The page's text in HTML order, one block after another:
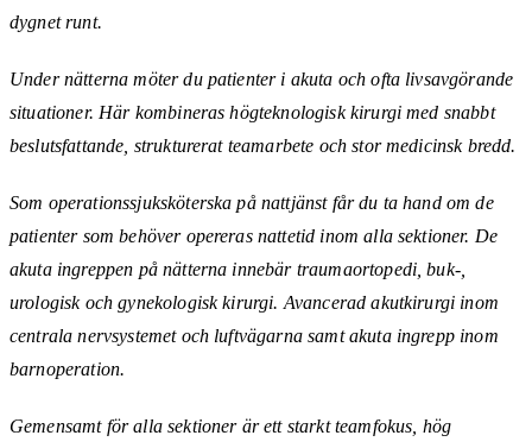
dygnet runt.
Under nätterna möter du patienter i akuta och ofta livsavgörande
situationer. Här kombineras högteknologisk kirurgi med snabbt
beslutsfattande, strukturerat teamarbete och stor medicinsk bredd.
Som operationssjuksköterska på nattjänst får du ta hand om de
patienter som behöver opereras nattetid inom alla sektioner. De
akuta ingreppen på nätterna innebär traumaortopedi, buk-,
urologisk och gynekologisk kirurgi. Avancerad akutkirurgi inom
centrala nervsystemet och luftvägarna samt akuta ingrepp inom
barnoperation.
Gemensamt för alla sektioner är ett starkt teamfokus, hög